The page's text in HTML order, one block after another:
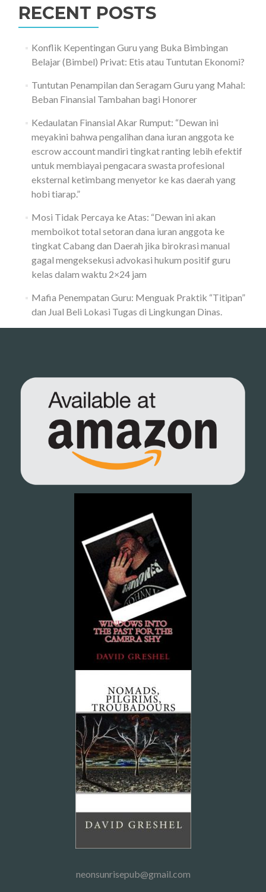
Jualan
Demi
Defisit
RECENT POSTS
Konflik Kepentingan Guru yang Buka Bimbingan
Belajar (Bimbel) Privat: Etis atau Tuntutan Ekonomi?
Tuntutan Penampilan dan Seragam Guru yang Mahal:
Beban Finansial Tambahan bagi Honorer
Kedaulatan Finansial Akar Rumput: “Dewan ini
meyakini bahwa pengalihan dana iuran anggota ke
escrow account mandiri tingkat ranting lebih efektif
untuk membiayai pengacara swasta profesional
eksternal ketimbang menyetor ke kas daerah yang
hobi tiarap.”
Mosi Tidak Percaya ke Atas: “Dewan ini akan
memboikot total setoran dana iuran anggota ke
tingkat Cabang dan Daerah jika birokrasi manual
gagal mengeksekusi advokasi hukum positif guru
kelas dalam waktu 2×24 jam
Mafia Penempatan Guru: Menguak Praktik “Titipan”
dan Jual Beli Lokasi Tugas di Lingkungan Dinas.
neonsunrisepub@gmail.com